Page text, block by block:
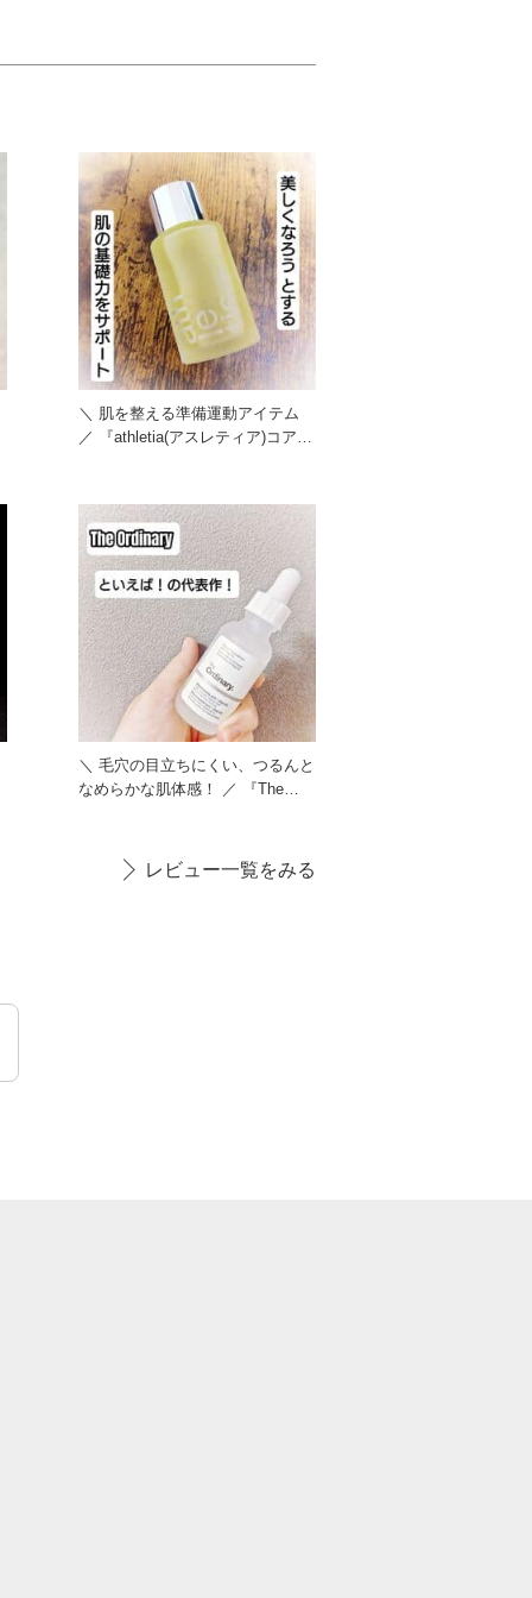
＼ 肌を整える準備運動アイテム
／ 『athletia(アスレティア)コアバ
＼ 毛穴の目立ちにくい、つるんと
なめらかな肌体感！ ／ 『The
レビュー一覧をみる